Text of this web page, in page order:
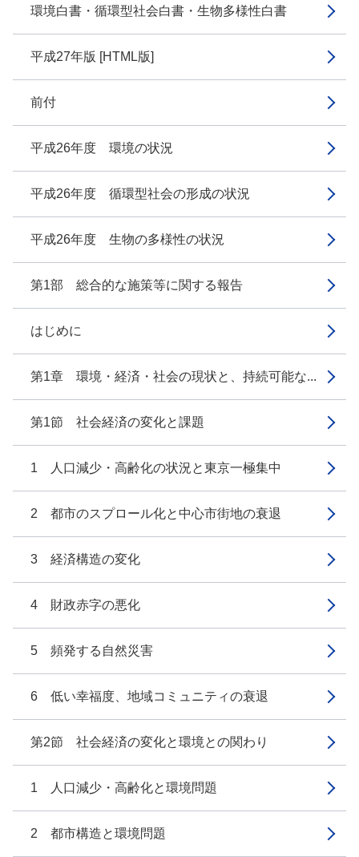
環境白書・循環型社会白書・生物多様性白書
平成27年版 [HTML版]
前付
平成26年度 環境の状況
平成26年度 循環型社会の形成の状況
平成26年度 生物の多様性の状況
第1部 総合的な施策等に関する報告
はじめに
第1章 環境・経済・社会の現状と、持続可能な...
第1節 社会経済の変化と課題
1 人口減少・高齢化の状況と東京一極集中
2 都市のスプロール化と中心市街地の衰退
3 経済構造の変化
4 財政赤字の悪化
5 頻発する自然災害
6 低い幸福度、地域コミュニティの衰退
第2節 社会経済の変化と環境との関わり
1 人口減少・高齢化と環境問題
2 都市構造と環境問題